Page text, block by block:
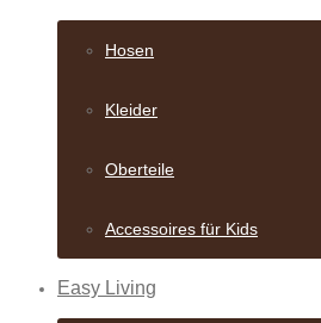
Hosen
Kleider
Oberteile
Accessoires für Kids
Easy Living